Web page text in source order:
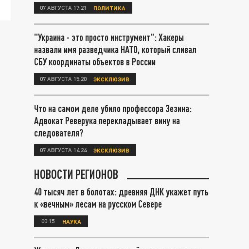
07 АВГУСТА 17:21 ПОЛИТИКА
"Украина - это просто инструмент": Хакеры
назвали имя разведчика НАТО, который сливал
СБУ координаты объектов в России
07 АВГУСТА 15:20 ЭКСКЛЮЗИВ
Что на самом деле убило профессора Зезина:
Адвокат Реверука перекладывает вину на
следователя?
07 АВГУСТА 14:24 ЭКСКЛЮЗИВ
НОВОСТИ РЕГИОНОВ
40 тысяч лет в болотах: древняя ДНК укажет путь
к «вечным» лесам на русском Севере
00:15 НАУКА